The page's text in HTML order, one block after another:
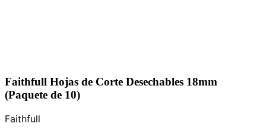
Faithfull Hojas de Corte Desechables 18mm
(Paquete de 10)
Faithfull